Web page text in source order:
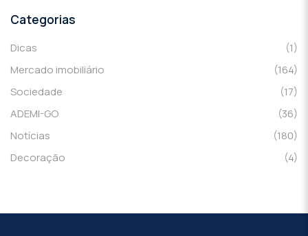
Categorias
Dicas
(1)
Mercado imobiliário
(164)
Sociedade
(17)
ADEMI-GO
(36)
Notícias
(180)
Decoração
(4)